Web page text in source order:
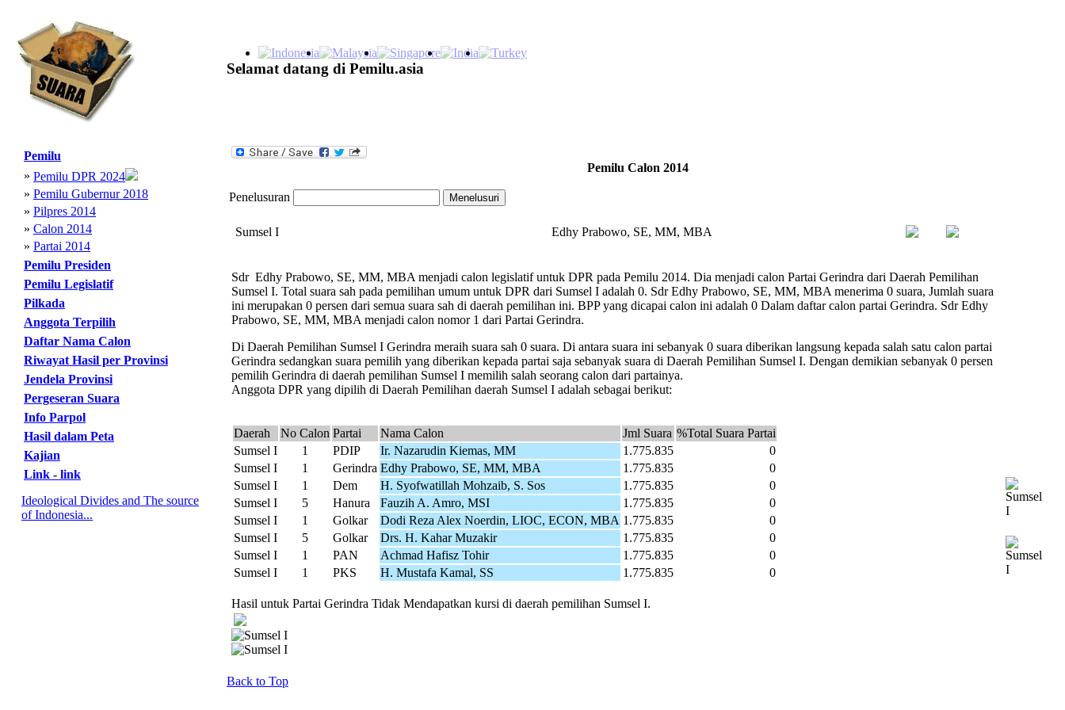
Selamat datang di Pemilu.asia
Pemilu
» Pemilu DPR 2024
» Pemilu Gubernur 2018
» Pilpres 2014
» Calon 2014
» Partai 2014
Pemilu Presiden
Pemilu Legislatif
Pilkada
Anggota Terpilih
Daftar Nama Calon
Riwayat Hasil per Provinsi
Jendela Provinsi
Pergeseran Suara
Info Parpol
Hasil dalam Peta
Kajian
Link - link
Ideological Divides and The source
of Indonesia...
Pemilu Calon 2014
Penelusuran
Sumsel I Edhy Prabowo, SE, MM, MBA
Sdr Edhy Prabowo, SE, MM, MBA menjadi calon legislatif untuk DPR pada Pemilu 2014. Dia menjadi calon Partai Gerindra dari Daerah Pemilihan
Sumsel I. Total suara sah pada pemilihan umum untuk DPR dari Sumsel I adalah 0. Sdr Edhy Prabowo, SE, MM, MBA menerima 0 suara, Jumlah suara
ini merupakan 0 persen dari semua suara sah di daerah pemilihan ini. BPP yang dicapai calon ini adalah 0 Dalam daftar calon partai Gerindra. Sdr Edhy
Prabowo, SE, MM, MBA menjadi calon nomor 1 dari Partai Gerindra.
Di Daerah Pemilihan Sumsel I Gerindra meraih suara sah 0 suara. Di antara suara ini sebanyak 0 suara diberikan langsung kepada salah satu calon partai
Gerindra sedangkan suara pemilih yang diberikan kepada partai saja sebanyak suara di Daerah Pemilihan Sumsel I. Dengan demikian sebanyak 0 persen
pemilih Gerindra di daerah pemilihan Sumsel I memilih salah seorang calon dari partainya.
Anggota DPR yang dipilih di Daerah Pemilihan daerah Sumsel I adalah sebagai berikut:
Daerah No Calon Partai Nama Calon Jml Suara %Total Suara Partai
Sumsel I
1 PDIP Ir. Nazarudin Kiemas, MM 1.775.835
0
Sumsel I
1 Gerindra Edhy Prabowo, SE, MM, MBA 1.775.835
0
Sumsel I
1 Dem H. Syofwatillah Mohzaib, S. Sos 1.775.835
0
Sumsel I
5 Hanura Fauzih A. Amro, MSI 1.775.835
0
Sumsel I
1 Golkar Dodi Reza Alex Noerdin, LIOC, ECON, MBA 1.775.835
0
Sumsel I
5 Golkar Drs. H. Kahar Muzakir 1.775.835
0
Sumsel I
1 PAN Achmad Hafisz Tohir 1.775.835
0
Sumsel I
1 PKS H. Mustafa Kamal, SS 1.775.835 0
Hasil untuk Partai Gerindra Tidak Mendapatkan kursi di daerah pemilihan Sumsel I.
Back to Top